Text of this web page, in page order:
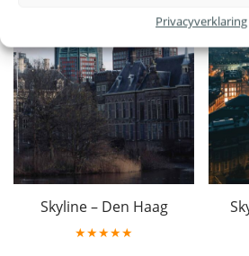
Privacyverklaring
Skyline – Den Haag
★★★★★